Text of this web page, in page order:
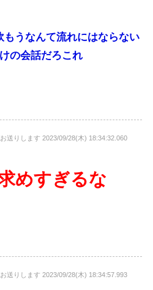
もうなんて流れにはならない
の会話だろこれ
送りします 2023/09/28(木) 18:34:32.060
めすぎるな
送りします 2023/09/28(木) 18:34:57.993